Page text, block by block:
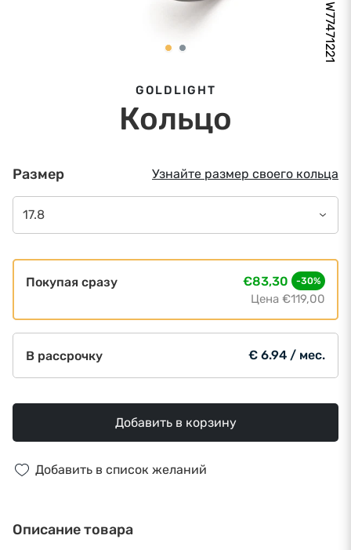
W77471221
GOLDLIGHT
Кольцо
Размер Узнайте размер своего кольца
17.8
Покупая сразу €83,30 -30%
Цена €119,00
В рассрочку € 6.94 / мес.
Добавить в корзину
Добавить в список желаний
Описание товара